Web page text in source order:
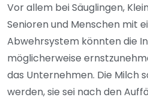
Vor allem bei Säuglingen,
Senioren und Menschen mit
Abwehrsystem könnten die
möglicherweise
das Unternehmen. Die Milch
werden, sie sei nach den